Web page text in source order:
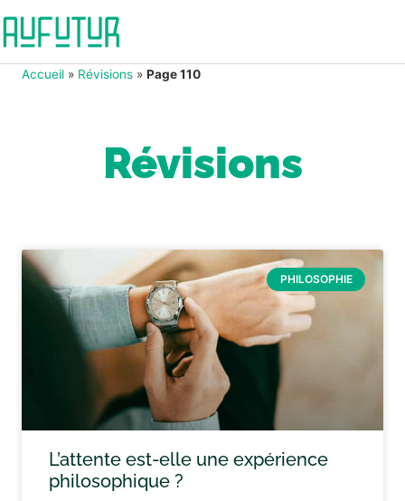
Accueil » Révisions » Page 110
Révisions
PHILOSOPHIE
L’attente est-elle une expérience
philosophique ?